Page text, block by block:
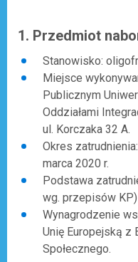
1. Przedmiot
Stanowisko:
Miejsce
Publicznym
Oddziałami
ul. Korczaka 32 A.
Okres
marca 2020 r.
Podstawa
wg. przepisów
Wynagrodzenie
Unię Europejską z
Społecznego.